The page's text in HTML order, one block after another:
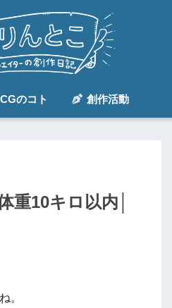
CGのコト 創作活動
重10キロ以内│
。